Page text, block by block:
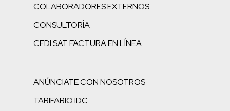
COLABORADORES EXTERNOS
CONSULTORÍA
CFDI SAT FACTURA EN LÍNEA
ANÚNCIATE CON NOSOTROS
TARIFARIO IDC